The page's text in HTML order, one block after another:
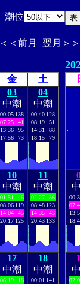
位
＜＜ 前月 翌月 ＞＞
金 土
03
中潮
00:05 138
07:25
41
13:36
95
17:56
73
04
中潮
00:40 128
08:19
51
14:31
88
18:15
79
10
中潮
01:51
46
08:06 119
14:04
45
20:17 125
11
中潮
02:27
36
08:48 123
14:35
43
20:43 133
17
中潮
06:19
18
18
中潮
00:01 141
.